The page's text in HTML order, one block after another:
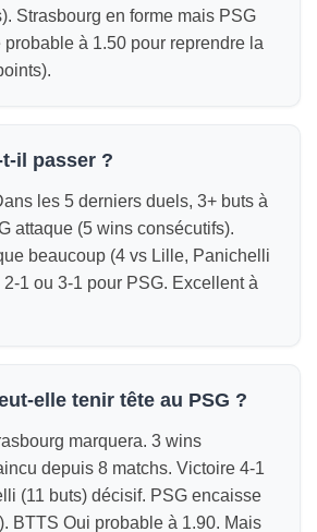
Strasbourg en forme mais PSG
probable à 1.50 pour reprendre la
t-il passer ?
les 5 derniers duels, 3+ buts à
attaque (5 wins consécutifs).
beaucoup (4 vs Lille, Panichelli
2-1 ou 3-1 pour PSG. Excellent à
elle tenir tête au PSG ?
marquera. 3 wins
depuis 8 matchs. Victoire 4-1
(11 buts) décisif. PSG encaisse
BTTS Oui probable à 1.90. Mais